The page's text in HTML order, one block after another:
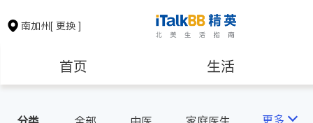
南加州[ 更换 ]
首页 生活
更多